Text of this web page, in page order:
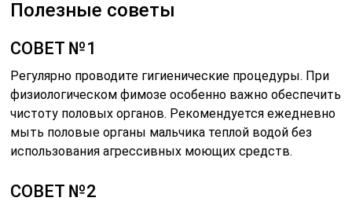
Полезные советы
СОВЕТ №1
Регулярно проводите гигиенические процедуры. При
физиологическом фимозе особенно важно обеспечить
чистоту половых органов. Рекомендуется ежедневно
мыть половые органы мальчика теплой водой без
использования агрессивных моющих средств.
СОВЕТ №2